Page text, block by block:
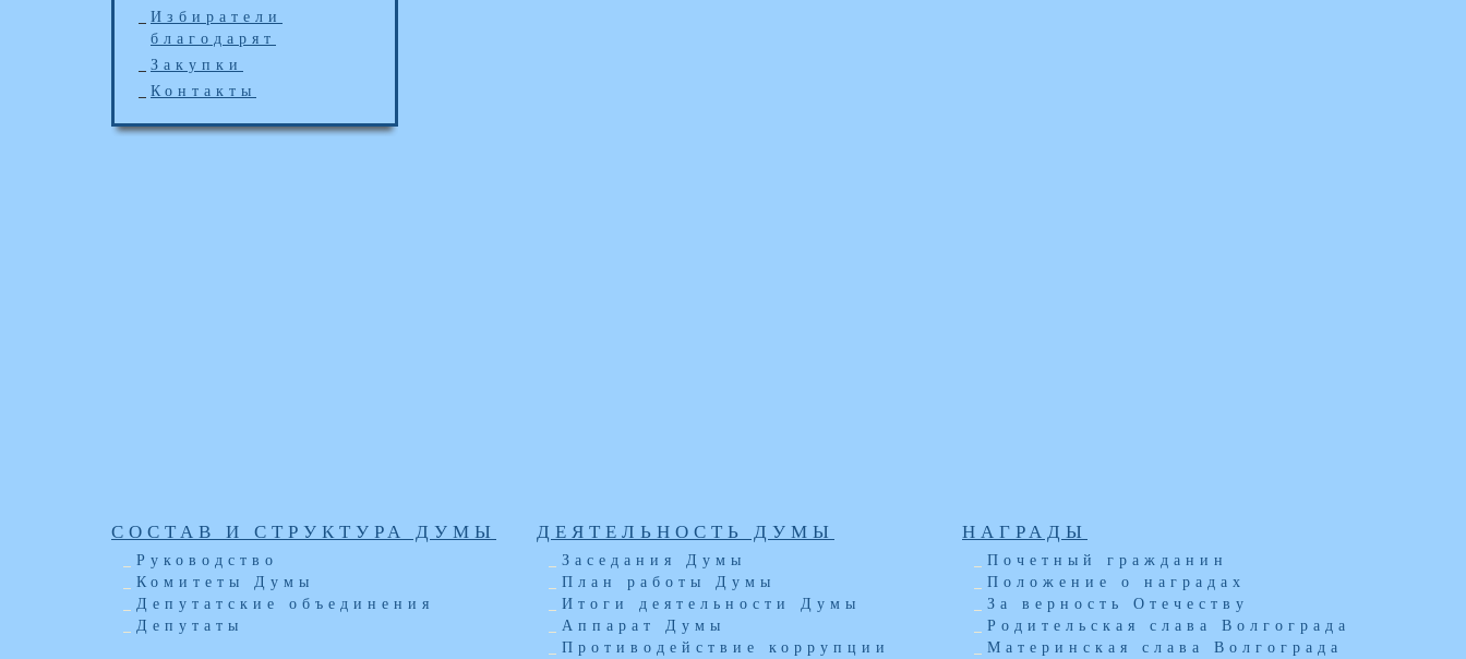
Избиратели
благодарят
Закупки
Контакты
СОСТАВ И СТРУКТУРА ДУМЫ
Руководство
Комитеты Думы
Депутатские объединения
Депутаты
ДЕЯТЕЛЬНОСТЬ ДУМЫ
Заседания Думы
План работы Думы
Итоги деятельности Думы
Аппарат Думы
Противодействие коррупции
НАГРАДЫ
Почетный гражданин
Положение о наградах
За верность Отечеству
Родительская слава Волгограда
Материнская слава Волгограда